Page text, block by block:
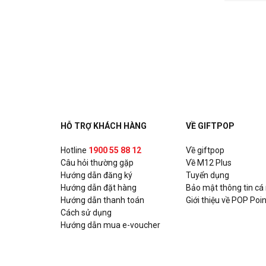
HỖ TRỢ KHÁCH HÀNG
Hotline 1900 55 88 12
Câu hỏi thường gặp
Hướng dẫn đăng ký
Hướng dẫn đặt hàng
Hướng dẫn thanh toán
Cách sử dụng
Hướng dẫn mua e-voucher
VỀ GIFTPOP
Về giftpop
Về M12 Plus
Tuyển dụng
Bảo mật thông tin cá
Giới thiệu về POP